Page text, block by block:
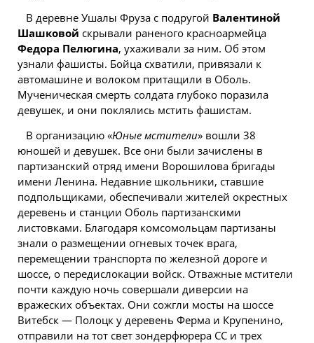
В деревне Ушалы Фруза с подругой Валентиной
Шашковой скрывали раненого красноармейца
Федора Пелюгина, ухаживали за ним. Об этом
узнали фашисты. Бойца схватили, привязали к
автомашине и волоком притащили в Оболь.
Мученическая смерть солдата глубоко поразила
девушек, и они поклялись мстить фашистам.
В организацию «Юные мстители» вошли 38
юношей и девушек. Все они были зачислены в
партизанский отряд имени Ворошилова бригады
имени Ленина. Недавние школьники, ставшие
подпольщиками, обеспечивали жителей окрестных
деревень и станции Оболь партизанскими
листовками. Благодаря комсомольцам партизаны
знали о размещении огневых точек врага,
перемещении транспорта по железной дороге и
шоссе, о передислокации войск. Отважные мстители
почти каждую ночь совершали диверсии на
вражеских объектах. Они сожгли мосты на шоссе
Витебск — Полоцк у деревень Ферма и Крупенино,
отправили на тот свет зондерфюрера СС и трех